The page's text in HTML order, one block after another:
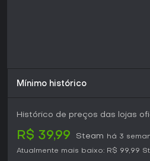
Mínimo histórico
Histórico de preços das lojas
R$ 39,99 Steam
há 3
Atualmente mais baixo: R$ 99,99